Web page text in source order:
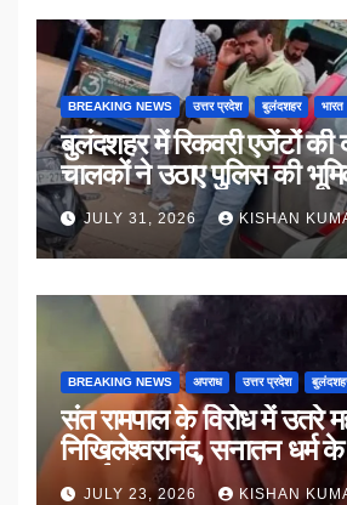
BREAKING NEWS उत्तर प्रदेश बुलंदशहर भारत
बुलंदशहर में रिकवरी एजेंटों की दबंगई, वाहन
चालकों ने उठाए पुलिस की
JULY 31, 2026 KISHAN
BREAKING NEWS अपराध उत्तर प्रदेश
संत रामपाल के विरोध में उतरे
निखिलेश्वरानंद, सनातन धर्म
उठाई मांग
JULY 23, 2026 KISHAN